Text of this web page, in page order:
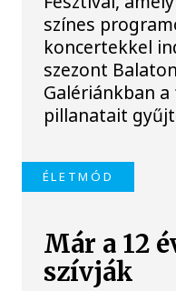
színes
koncertekkel
szezont
Galériánkban
pillanatait
ÉLETMÓD
Már a 12
szívják